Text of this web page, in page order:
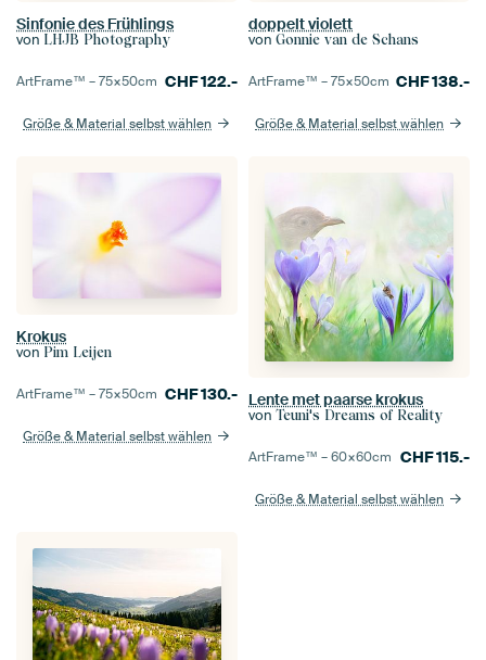
Sinfonie des Frühlings
von LHJB Photography
ArtFrame™ –75×50cm CHF122.-
Größe & Material selbst wählen
doppelt violett
von Gonnie van de Schans
ArtFrame™ –75×50cm CHF138.-
Größe & Material selbst wählen
Krokus
von Pim Leijen
ArtFrame™ –75×50cm CHF130.-
Größe & Material selbst wählen
Lente met paarse krokus
von Teuni's Dreams of Reality
ArtFrame™ –60×60cm CHF115.-
Größe & Material selbst wählen